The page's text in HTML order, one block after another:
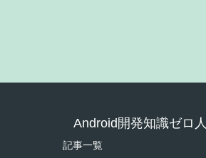
Android開発知識ゼロ
記事一覧